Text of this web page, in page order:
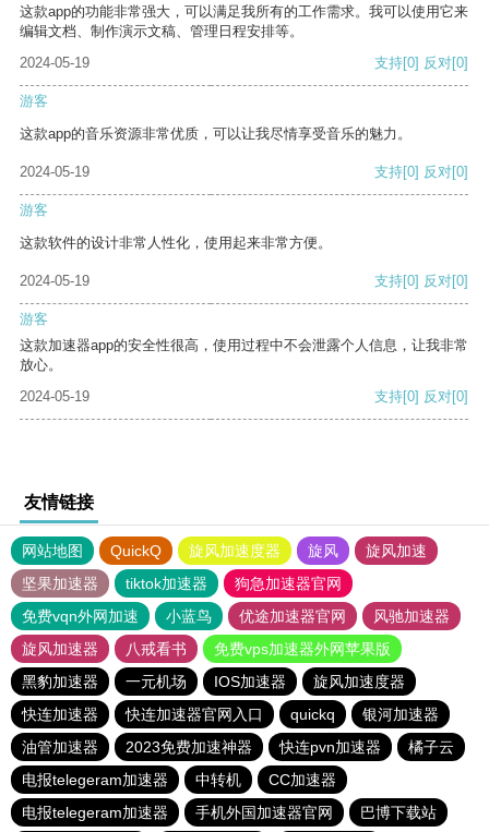
这款app的功能非常强大，可以满足我所有的工作需求。我可以使用它来
编辑文档、制作演示文稿、管理日程安排等。
2024-05-19
支持[0] 反对[0]
游客
这款app的音乐资源非常优质，可以让我尽情享受音乐的魅力。
2024-05-19 支持[0] 反对[0]
游客
这款软件的设计非常人性化，使用起来非常方便。
2024-05-19 支持[0] 反对[0]
游客
这款加速器app的安全性很高，使用过程中不会泄露个人信息，让我非常
放心。
2024-05-19
支持[0] 反对[0]
友情链接
网站地图 QuickQ 旋风加速度器 旋风
旋风加速
坚果加速器
tiktok加速器
狗急加速器官网
免费vqn外网加速
小蓝鸟 优途加速器官网
风驰加速器
旋风加速器
八戒看书
免费vps加速器外网苹果版
黑豹加速器
一元机场 IOS加速器
旋风加速度器
快连加速器
快连加速器官网入口 quickq
银河加速器
油管加速器
2023免费加速神器 快连pvn加速器
橘子云
电报telegeram加速器
中转机
CC加速器
电报telegeram加速器
手机外国加速器官网 巴博下载站